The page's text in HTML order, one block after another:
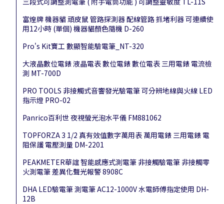
富煌牌 機器貓 頑皮鼠 管路探測器 配線管路 抓堵利器 可連續使
用12小時 (單個) 機器貓顏色隨機 D-260
Pro's Kit寶工 數顯智能驗電筆_NT-320
大液晶數位電錶 液晶電表 數位電錶 數位電表 三用電錶 電流檢
測 MT-700D
PRO TOOLS 非接觸式音響發光驗電筆 可分辨地線與火線 LED
指示燈 PRO-02
Panrico百利世 夜視螢光泡水平儀 FM881062
TOPFORZA 3 1/2 真有效值數字萬用表 萬用電錶 三用電錶 電
阻保護 電壓測量 DM-2201
PEAKMETER華誼 智能感應式測電筆 非接觸驗電筆 非接觸零
火測電筆 差異化聲光報警 8908C
DHA LED驗電筆 測電筆 AC12-1000V 水電師傅指定使用 DH-
12B